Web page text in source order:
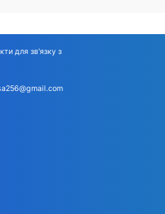
для зв'язку з